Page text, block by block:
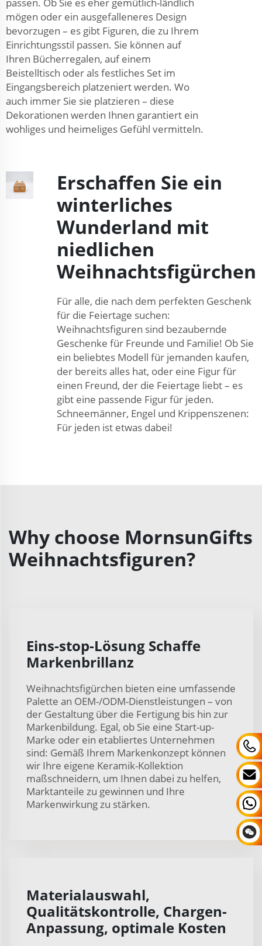
mögen oder ein ausgefalleneres Design
bevorzugen – es gibt Figuren, die zu Ihrem
Einrichtungsstil passen. Sie können auf
Ihren Bücherregalen, auf einem
Beistelltisch oder als festliches Set im
Eingangsbereich platzeniert werden. Wo
auch immer Sie sie platzieren – diese
Dekorationen werden Ihnen garantiert ein
wohliges und heimeliges Gefühl vermitteln.
Erschaffen Sie ein
winterliches
Wunderland mit
niedlichen
Weihnachtsfigürchen
Für alle, die nach dem perfekten Geschenk
für die Feiertage suchen:
Weihnachtsfiguren sind bezaubernde
Geschenke für Freunde und Familie! Ob Sie
ein beliebtes Modell für jemanden kaufen,
der bereits alles hat, oder eine Figur für
einen Freund, der die Feiertage liebt – es
gibt eine passende Figur für jeden.
Schneemänner, Engel und Krippenszenen:
Für jeden ist etwas dabei!
Why choose MornsunGifts
Weihnachtsfiguren?
Eins-stop-Lösung Schaffe
Markenbrillanz
Weihnachtsfigürchen bieten eine umfassende
Palette an OEM-/ODM-Dienstleistungen – von
der Gestaltung über die Fertigung bis hin zur
Markenbildung. Egal, ob Sie eine Start-up-
Marke oder ein etabliertes Unternehmen
sind: Gemäß Ihrem Markenkonzept können
wir Ihre eigene Keramik-Kollektion
maßschneidern, um Ihnen dabei zu helfen,
Marktanteile zu gewinnen und Ihre
Markenwirkung zu stärken.
Materialauswahl,
Qualitätskontrolle, Chargen-
Anpassung, optimale Kosten